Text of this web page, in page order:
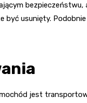
bezpieczeństwu,
być usunięty.
jest